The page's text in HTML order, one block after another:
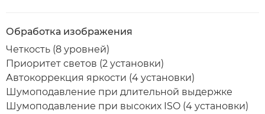
Обработка изображения
Четкость (8 уровней)
Приоритет светов (2 установки)
Автокоррекция яркости (4 установки)
Шумоподавление при длительной выдержке
Шумоподавление при высоких ISO (4 установки)